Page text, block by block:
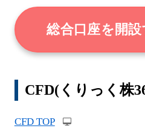
総合口座を開設
CFD(くりっく株
CFD TOP